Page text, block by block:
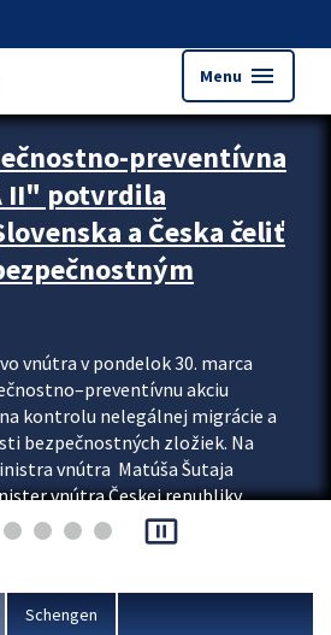
Menu menu
preventívna
II" potvrdila
a Česka čeliť
vnútra v pondelok 30. marca
akciu
kontrolu nelegálnej migrácie a
bezpečnostných zložiek. Na
vnútra Matúša Šutaja
vnútra Českej republiky
s ďalšími zahraničnými partnermi.
kontrolné mechanizmy,
Slovenska na možné...
pause_presentation
Schengen